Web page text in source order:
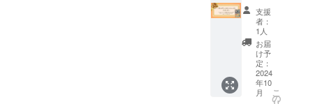
日時：
2024年
10月26
日（土
曜日）
18:00-
20:00
・場
所：郡
細】 ・
日時：
2024年
10月26
日（土
曜日）
18:00-
20:00
・場
ンス
参加券
詳細】
・日
時：
2024年
10月26
日（土
曜日）
業パン
フレッ
ト配布
・書籍
「リメ
イク採
用」5冊
・Z世代
カン
ション
④ ス
ポン
サー
「Z世代
『AI』
を活用
した新
支援
者：
1人
お届
け予
定：
2024
年10
月
こ
の